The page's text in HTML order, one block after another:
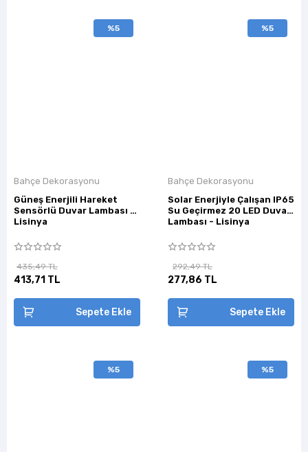
%5
Bahçe Dekorasyonu
Güneş Enerjili Hareket
Sensörlü Duvar Lambası -
Lisinya
435,49 TL
413,71 TL
Sepete Ekle
%5
Bahçe Dekorasyonu
Solar Enerjiyle Çalışan IP65
Su Geçirmez 20 LED Duvar
Lambası - Lisinya
292,49 TL
277,86 TL
Sepete Ekle
%5 %5